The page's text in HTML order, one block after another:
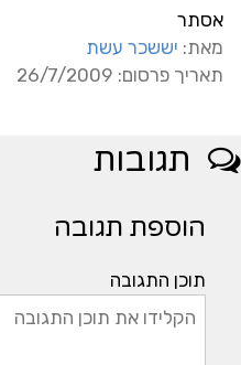
אסתר
מאת: יששכר עשת
תאריך פרסום: 26/7/2009
תגובות
הוספת תגובה
תוכן התגובה